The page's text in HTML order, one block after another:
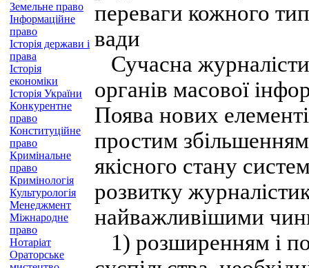
Земельне право
Інформаційне
право
Історія держави і
права
Історія
економіки
Історія України
Конкурентне
право
Конституційне
право
Кримінальне
право
Кримінологія
Культурологія
Менеджмент
Міжнародне
право
Нотаріат
Ораторське
переваги кожного
вади
Сучасна
органів масової
Поява нових
простим
якісного стану
розвитку
найважливішими
1) розширенням і